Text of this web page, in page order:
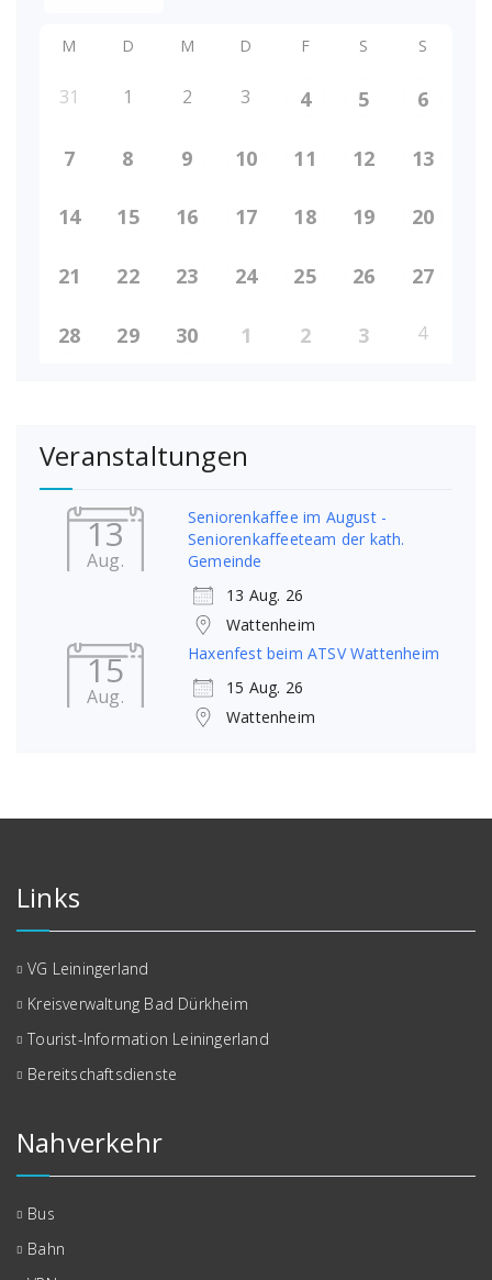
M D M D F S S
31 1 2 3 4 5 6
7 8 9 10 11 12 13
14 15 16 17 18 19 20
21 22 23 24 25 26 27
28 29 30 1 2 3 4
Veranstaltungen
13
Aug.
Seniorenkaffee im August -
Seniorenkaffeeteam der kath.
Gemeinde
13 Aug. 26
Wattenheim
15
Aug.
Haxenfest beim ATSV Wattenheim
15 Aug. 26
Wattenheim
Links
VG Leiningerland
Kreisverwaltung Bad Dürkheim
Tourist-Information Leiningerland
Bereitschaftsdienste
Nahverkehr
Bus
Bahn